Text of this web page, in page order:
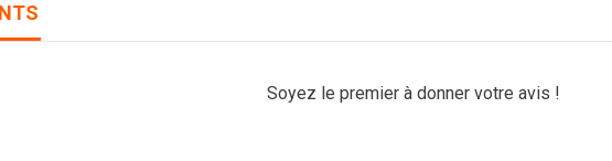
Soyez le premier à donner votre avis !